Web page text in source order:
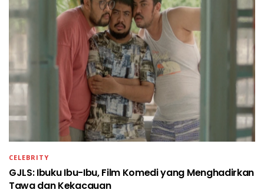
CELEBRITY
GJLS: Ibuku Ibu-Ibu, Film Komedi yang Menghadirkan
Tawa dan Kekacauan